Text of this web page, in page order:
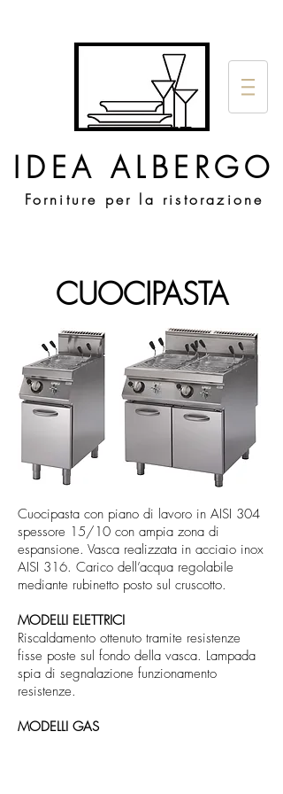
IDEA ALBERGO
Forniture per la ristorazione
CUOCIPASTA
Cuocipasta con piano di lavoro in AISI 304
spessore 15/10 con ampia zona di
espansione. Vasca realizzata in acciaio inox
AISI 316. Carico dell’acqua regolabile
mediante rubinetto posto sul cruscotto.
MODELLI ELETTRICI
Riscaldamento ottenuto tramite resistenze
fisse poste sul fondo della vasca. Lampada
spia di segnalazione funzionamento
resistenze.
MODELLI GAS